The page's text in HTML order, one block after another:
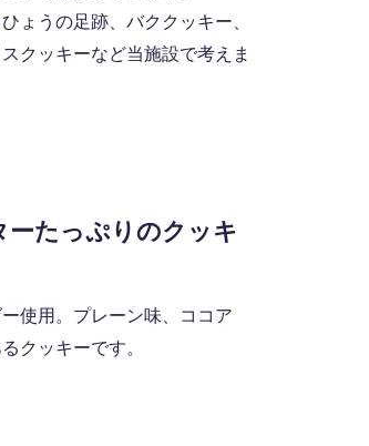
ょうの足跡、バククッキー、
クッキーなど当施設で考えま
ーたっぷりのクッキ
使用。プレーン味、ココア
クッキーです。